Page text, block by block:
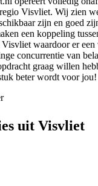
Visvliet. Wij zien
zijn en goed
een koppeling
Visvliet waardoor er
concurrentie van
graag willen
beter wordt voor jou!
uit Visvliet